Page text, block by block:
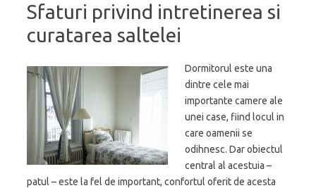
Sfaturi privind intretinerea si
curatarea saltelei
Dormitorul este una
dintre cele mai
importante camere ale
unei case, fiind locul in
care oamenii se
odihnesc. Dar obiectul
central al acestuia –
patul – este la fel de important, confortul oferit de acesta